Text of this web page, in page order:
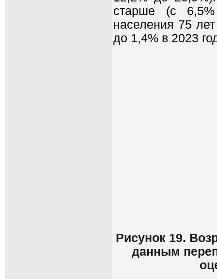
старше (с
населения 75
до 1,4% в 2023
Рисунок 19.
данным